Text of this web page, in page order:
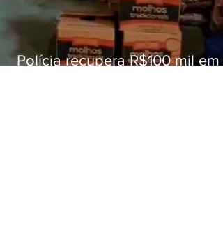
Polícia recupera R$100 mil em